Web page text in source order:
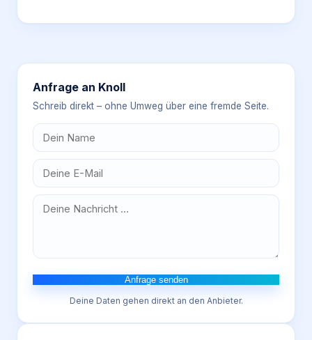
Anfrage an Knoll
Schreib direkt – ohne Umweg über eine fremde Seite.
Anfrage senden
Deine Daten gehen direkt an den Anbieter.